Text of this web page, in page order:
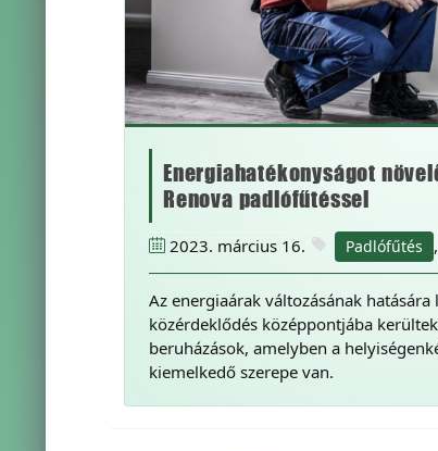
Energiahatékonyságot
Renova padlófűtéssel
2023. március 16. Padlófűtés ,
Az energiaárak változásának
közérdeklődés középpontjába
beruházások, amelyben a
kiemelkedő szerepe van.